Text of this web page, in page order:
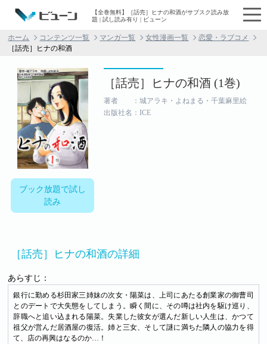
【全巻無料】［話売］ヒナの和酒がサブスク読み放
題 | 試し読み有り | ビューン
ホーム コンテンツ一覧 マンガ一覧 女性漫画一覧
恋愛・ラブコメ
［話売］ヒナの和酒
ブック放題で試し
読み
［話売］ヒナの和酒 (1巻)
著者 ：城アラキ・よねまる・千葉麻里絵
出版社名：ICE
［話売］ヒナの和酒の詳細
あらすじ：
銀行に勤める杉田家三姉妹の次女・陽菜は、上司にあたる創業家の御曹司
とのデートで大失態をしてしまう。瞬く間に、その噂は社内を駆け巡り、
辞職へと追い込まれる陽菜。失業した彼女が選んだ新しい人生は、かつて
祖父が営んだ居酒屋の復活。姉と三女、そして謎に満ちた隣人の協力を得
て、店の再興はなるのか…！